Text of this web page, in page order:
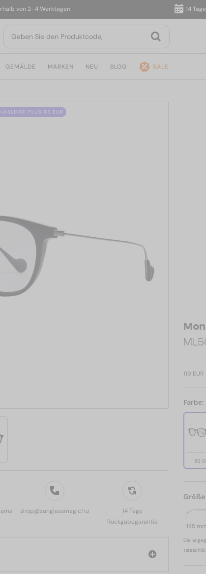
von 2–4 Werktagen 14 Tage
GEMÄLDE MARKEN NEU BLOG SALE
PLUS 65 EUR
shop@sunglassmagic.hu
14 Tage
Rückgabegarantie
119 EUR
Farbe:
119
Größe
145
Die